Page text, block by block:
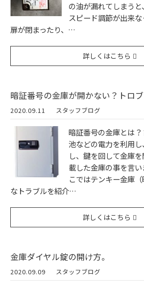
の油が漏れてしまう
スピード調節が出来
扉が閉まったり、…
詳しくはこちら
暗証番号の金庫が開かない？トロブ
2020.09.11 スタッフブログ
暗証番号の金庫とは
池などの電力を利用
し、鍵を回して金庫
載した金庫の事を言
こではテンキー金庫
なトラブルを紹介…
詳しくはこちら
金庫ダイヤル錠の開け方。
2020.09.09 スタッフブログ